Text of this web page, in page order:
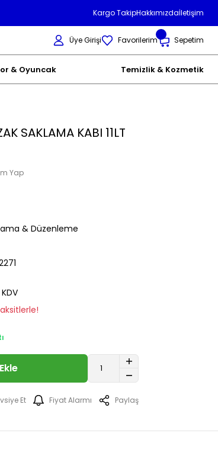
Kargo TakipHakkımızdaİletişim
Üye Girişi Favorilerim Sepetim
& Oyuncak Temizlik & Kozmetik
SAKLAMA KABI 11LT
Yap
& Düzenleme
Et Fiyat Alarmı Paylaş